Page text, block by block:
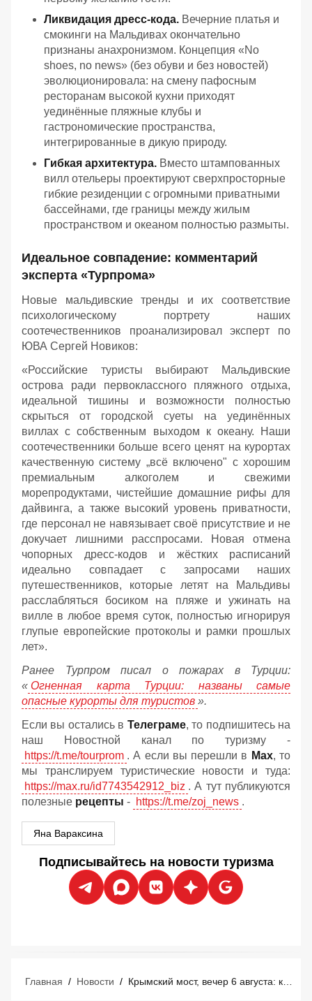
Ликвидация дресс-кода. Вечерние платья и
смокинги на Мальдивах окончательно
признаны анахронизмом. Концепция «No
shoes, no news» (без обуви и без новостей)
эволюционировала: на смену пафосным
ресторанам высокой кухни приходят
уединённые пляжные клубы и
гастрономические пространства,
интегрированные в дикую природу.
Гибкая архитектура. Вместо штампованных
вилл отельеры проектируют сверхпросторные
гибкие резиденции с огромными приватными
бассейнами, где границы между жилым
пространством и океаном полностью размыты.
Идеальное совпадение: комментарий
эксперта «Турпрома»
Новые мальдивские тренды и их соответствие
психологическому портрету наших
соотечественников проанализировал эксперт по
ЮВА Сергей Новиков:
«Российские туристы выбирают Мальдивские
острова ради первоклассного пляжного отдыха,
идеальной тишины и возможности полностью
скрыться от городской суеты на уединённых
виллах с собственным выходом к океану. Наши
соотечественники больше всего ценят на курортах
качественную систему „всё включено" с хорошим
премиальным алкоголем и свежими
морепродуктами, чистейшие домашние рифы для
дайвинга, а также высокий уровень приватности,
где персонал не навязывает своё присутствие и не
докучает лишними расспросами. Новая отмена
чопорных дресс-кодов и жёстких расписаний
идеально совпадает с запросами наших
путешественников, которые летят на Мальдивы
расслабляться босиком на пляже и ужинать на
вилле в любое время суток, полностью игнорируя
глупые европейские протоколы и рамки прошлых
лет».
Ранее Турпром писал о пожарах в Турции:
« Огненная карта Турции: названы самые
опасные курорты для туристов ».
Если вы остались в Телеграме, то подпишитесь на
наш Новостной канал по туризму -
https://t.me/tourprom . А если вы перешли в Мах, то
мы транслируем туристические новости и туда:
https://max.ru/id7743542912_biz . А тут публикуются
полезные рецепты - https://t.me/zoj_news .
Яна Вараксина
Подписывайтесь на новости туризма
Главная / Новости / Крымский мост, вечер 6 августа: как проехать без заторов, ситуация с бензином